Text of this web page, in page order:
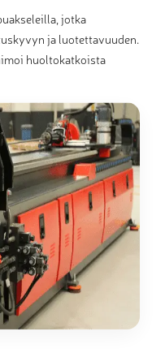
jotka
ja luotettavuuden.
huoltokatkoista